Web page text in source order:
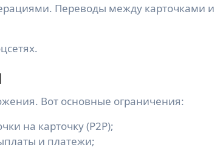
Переводы между карточками и
Вот основные ограничения:
на карточку (P2P);
и платежи;